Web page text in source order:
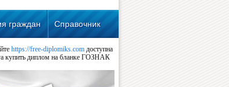
граждан Справочник
https://free-diplomiks.com доступна
купить диплом на бланке ГОЗНАК